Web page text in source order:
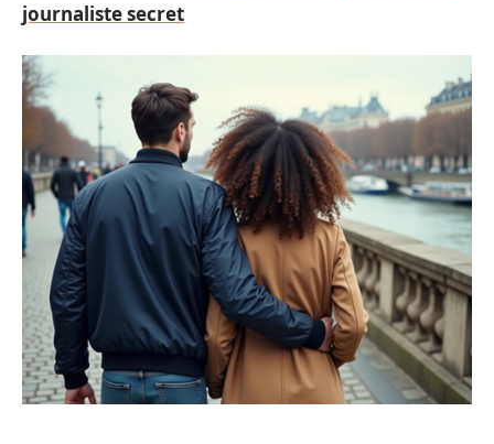
journaliste secret